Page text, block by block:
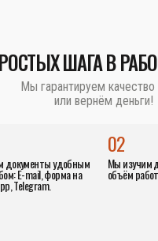
ШАГА В
Мы гарантируем качество
или вернём деньги!
документы удобным
E-mail, форма на
Telegram.
02
Мы изучим
объём работ